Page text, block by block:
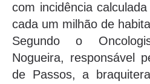
com incidência
cada um milhão de
Segundo o
Nogueira, responsável
de Passos, a